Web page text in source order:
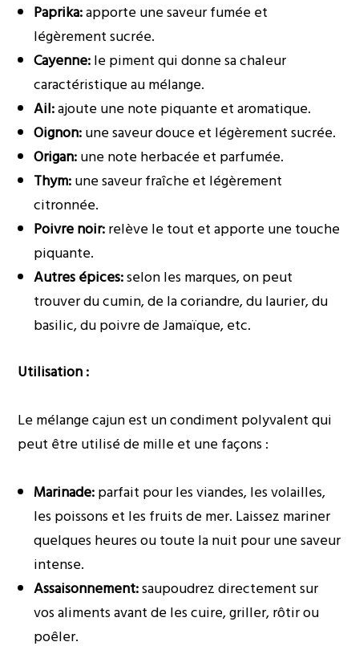
Paprika:apporte une saveur fumée et
légèrement sucrée.
Cayenne:le piment qui donne sa chaleur
caractéristique au mélange.
Ail:ajoute une note piquante et aromatique.
Oignon:une saveur douce et légèrement sucrée.
Origan:une note herbacée et parfumée.
Thym:une saveur fraîche et légèrement
citronnée.
Poivre noir:relève le tout et apporte une touche
piquante.
Autres épices:selon les marques, on peut
trouver du cumin, de la coriandre, du laurier, du
basilic, du poivre de Jamaïque, etc.
Utilisation :
Le mélange cajun est un condiment polyvalent qui
peut être utilisé de mille et une façons :
Marinade:parfait pour les viandes, les volailles,
les poissons et les fruits de mer. Laissez mariner
quelques heures ou toute la nuit pour une saveur
intense.
Assaisonnement:saupoudrez directement sur
vos aliments avant de les cuire, griller, rôtir ou
poêler.